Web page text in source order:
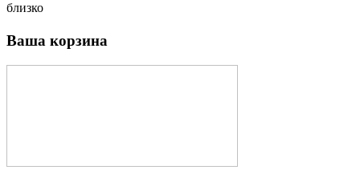
близко
Ваша корзина